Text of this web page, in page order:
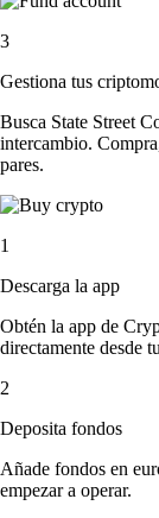
3
Gestiona tus
Busca State Street
intercambio.
pares.
1
Descarga la app
Obtén la app de
directamente desde
2
Deposita fondos
Añade fondos en
empezar a operar.